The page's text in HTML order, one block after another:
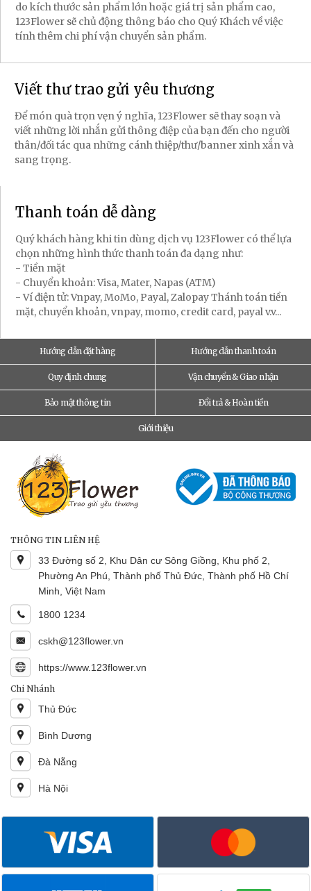
do kích thước sản phẩm lớn hoặc giá trị sản phẩm cao,
123Flower sẽ chủ động thông báo cho Quý Khách về việc
tính thêm chi phí vận chuyển sản phẩm.
Viết thư trao gửi yêu thương
Để món quà trọn vẹn ý nghĩa, 123Flower sẽ thay soạn và
viết những lời nhắn gửi thông điệp của bạn đến cho người
thân/đối tác qua những cánh thiệp/thư/banner xinh xắn và
sang trọng.
Thanh toán dễ dàng
Quý khách hàng khi tin dùng dịch vụ 123Flower có thể lựa
chọn những hình thức thanh toán đa dạng như:
- Tiền mặt
- Chuyển khoản: Visa, Mater, Napas (ATM)
- Ví điện tử: Vnpay, MoMo, Payal, Zalopay Thánh toán tiền
mặt, chuyển khoản, vnpay, momo, credit card, payal v.v...
Hướng dẫn đặt hàng Hướng dẫn thanh toán
Quy định chung Vận chuyển & Giao nhận
Bảo mật thông tin Đổi trả & Hoàn tiền
Giới thiệu
THÔNG TIN LIÊN HỆ
33 Đường số 2, Khu Dân cư Sông Giồng, Khu phố 2,
Phường An Phú, Thành phố Thủ Đức, Thành phố Hồ Chí
Minh, Việt Nam
1800 1234
cskh@123flower.vn
https://www.123flower.vn
Chi Nhánh
Thủ Đức
Bình Dương
Đà Nẵng
Hà Nội